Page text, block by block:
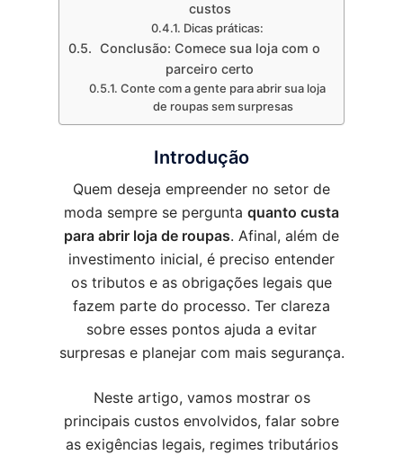
custos
Dicas práticas:
Conclusão: Comece sua loja com o
parceiro certo
Conte com a gente para abrir sua loja
de roupas sem surpresas
Introdução
Quem deseja empreender no setor de
moda sempre se pergunta quanto custa
para abrir loja de roupas. Afinal, além de
investimento inicial, é preciso entender
os tributos e as obrigações legais que
fazem parte do processo. Ter clareza
sobre esses pontos ajuda a evitar
surpresas e planejar com mais segurança.
Neste artigo, vamos mostrar os
principais custos envolvidos, falar sobre
as exigências legais, regimes tributários